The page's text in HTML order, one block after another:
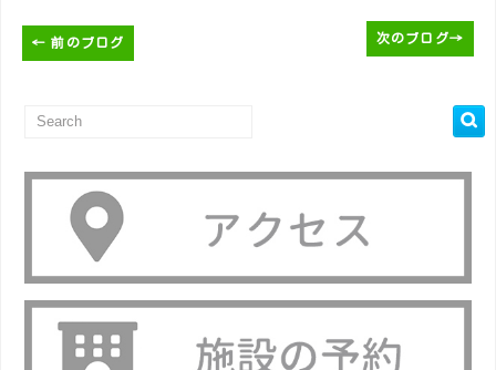
← 前のブログ 次のブログ→